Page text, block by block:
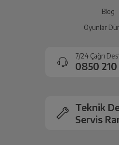
gerçekleşecektir.
Blog
Oyunlar
7/24 Çağrı
0850
Teknik
Servis